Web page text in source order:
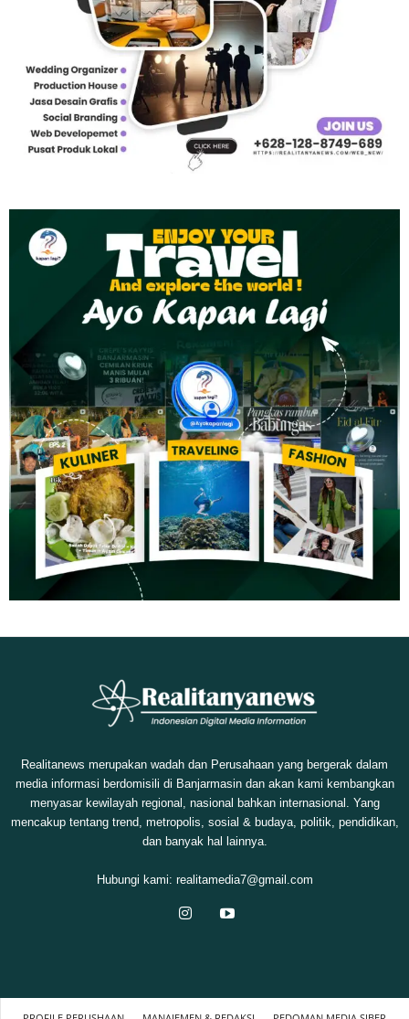
Realitanews merupakan wadah dan Perusahaan yang bergerak dalam
media informasi berdomisili di Banjarmasin dan akan kami kembangkan
menyasar kewilayah regional, nasional bahkan internasional. Yang
mencakup tentang trend, metropolis, sosial & budaya, politik, pendidikan,
dan banyak hal lainnya.
Hubungi kami: realitamedia7@gmail.com